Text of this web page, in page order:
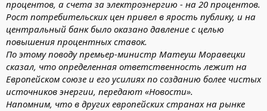
процентов, а счета за электроэнергию - на 20 процентов.
Рост потребительских цен привел в ярость публику, и на
центральный банк было оказано давление с целью
повышения процентных ставок.
По этому поводу премьер-министр Матеуш Моравецки
сказал, что определенная ответственность лежит на
Европейском союзе и его усилиях по созданию более чистых
источников энергии, передают «Новости».
Напомним, что в других европейских странах на рынке